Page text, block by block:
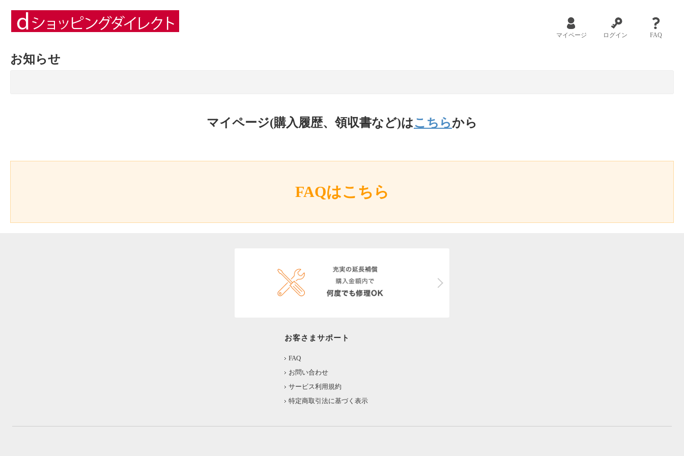
マイページ ログイン FAQ
お知らせ
マイページ(購入履歴、領収書など)はこちらから
FAQはこちら
お客さまサポート
FAQ
お問い合わせ
サービス利用規約
特定商取引法に基づく表示